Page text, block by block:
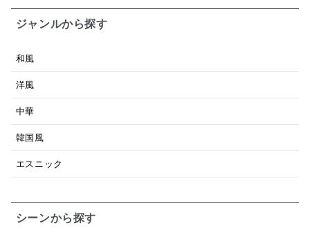
ジャンルから探す
和風
洋風
中華
韓国風
エスニック
シーンから探す